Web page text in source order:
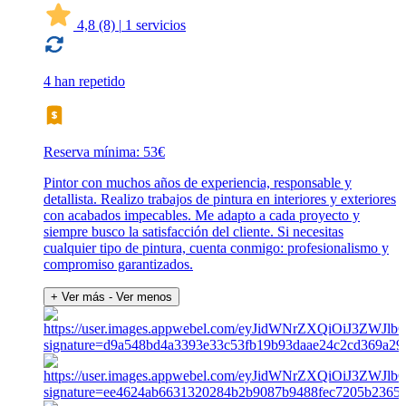
4,8 (8) | 1 servicios
4 han repetido
Reserva mínima: 53€
Pintor con muchos años de experiencia, responsable y
detallista. Realizo trabajos de pintura en interiores y exteriores
con acabados impecables. Me adapto a cada proyecto y
siempre busco la satisfacción del cliente. Si necesitas
cualquier tipo de pintura, cuenta conmigo: profesionalismo y
compromiso garantizados.
+ Ver más - Ver menos